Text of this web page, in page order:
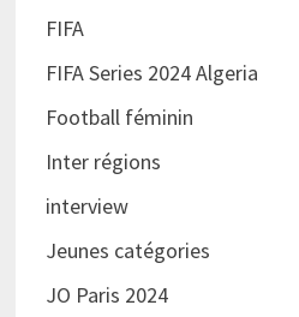
FIFA
FIFA Series 2024 Algeria
Football féminin
Inter régions
interview
Jeunes catégories
JO Paris 2024